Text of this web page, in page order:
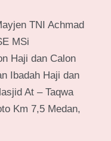
TNI Achmad
MSi
Haji dan Calon
Ibadah Haji dan
At – Taqwa
Km 7,5 Medan,